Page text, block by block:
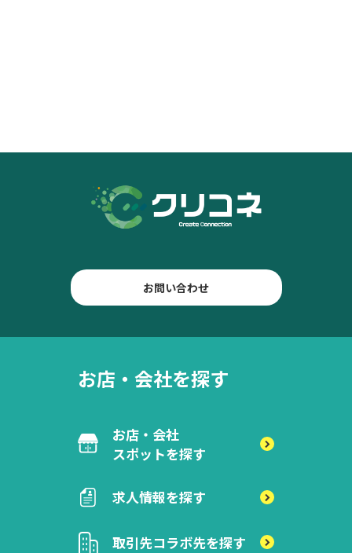
お問い合わせ
お店・会社を探す
お店・会社
スポットを探す
求人情報を探す
取引先コラボ先を探す